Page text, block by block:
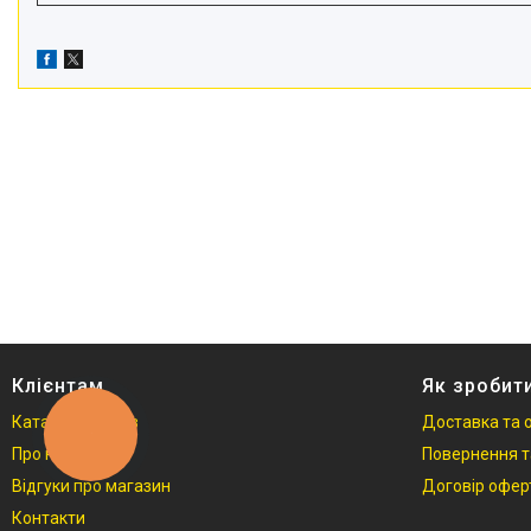
Відеоогляди наших клієнтів
Знижки
Клієнтам
Каталог товарів
Про нас
Відгуки про магазин
Контакти
Як
Доставка та
Повернення
Договір